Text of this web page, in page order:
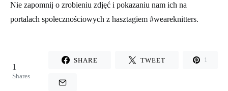
Nie zapomnij o zrobieniu zdjęć i pokazaniu nam ich na
portalach społecznościowych z hasztagiem #weareknitters.
1
Shares
SHARE TWEET 1